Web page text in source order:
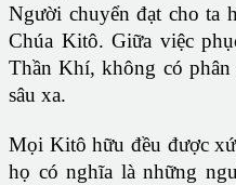
Người chuyển đạt cho ta
Chúa Kitô. Giữa việc
Thần Khí, không có phân
sâu xa.
Mọi Kitô hữu đều được
họ có nghĩa là những